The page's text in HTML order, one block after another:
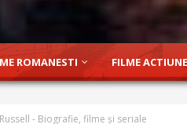
ROMANESTI FILME ACTIUNE
- Biografie, filme și seriale